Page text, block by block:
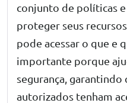
conjunto de políticas
proteger seus
pode acessar o que e
importante porque
segurança, garantindo
autorizados tenham